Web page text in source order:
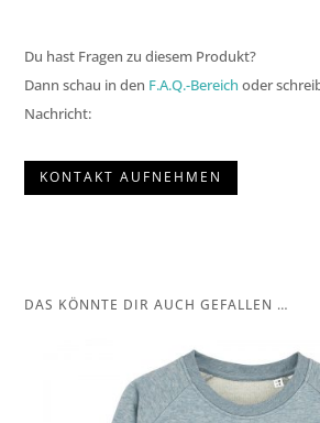
Du hast Fragen zu diesem Produkt?
Dann schau in den F.A.Q.-Bereich oder
Nachricht:
KONTAKT AUFNEHMEN
DAS KÖNNTE DIR AUCH GEFALLEN …